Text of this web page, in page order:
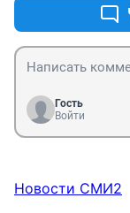
Гость
Войти
Новости СМИ2